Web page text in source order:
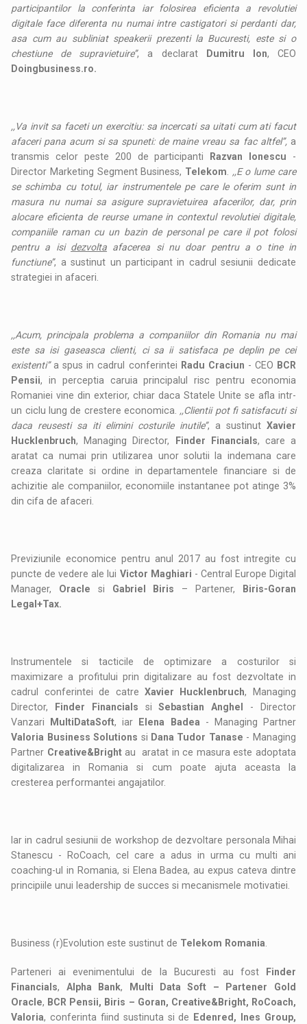
participantilor la conferinta iar folosirea eficienta a revolutiei
digitale face diferenta nu numai intre castigatori si perdanti dar,
asa cum au subliniat speakerii prezenti la Bucuresti, este si o
chestiune de supravietuire’’, a declarat Dumitru Ion, CEO
Doingbusiness.ro.
,,Va invit sa faceti un exercitiu: sa incercati sa uitati cum ati facut
afaceri pana acum si sa spuneti: de maine vreau sa fac altfel’’,a
transmis celor peste 200 de participanti
Razvan Ionescu -
Director Marketing Segment Business, Telekom. ,,E o lume care
se schimba cu totul, iar instrumentele pe care le oferim sunt in
masura nu numai sa asigure supravietuirea afacerilor, dar, prin
alocare eficienta de reurse umane in contextul revolutiei digitale,
companiile raman cu un bazin de personal pe care il pot folosi
pentru a isi dezvolta afacerea si nu doar pentru a o tine in
functiune’’, a sustinut un participant in cadrul sesiunii dedicate
strategiei in afaceri.
,,Acum, principala problema a companiilor din Romania nu mai
este sa isi gaseasca clienti, ci sa ii satisfaca pe deplin pe cei
existenti’’a spus in cadrul conferintei Radu Craciun - CEO BCR
Pensii, in perceptia caruia principalul risc pentru economia
Romaniei vine din exterior, chiar daca Statele Unite se afla intr-
un ciclu lung de crestere economica. ,,Clientii pot fi satisfacuti si
daca reusesti sa iti elimini costurile inutile’’, a sustinut Xavier
Hucklenbruch, Managing Director, Finder Financials, care a
aratat ca numai prin utilizarea unor solutii la indemana care
creaza claritate si ordine in departamentele financiare si de
achizitie ale companiilor, economiile instantanee pot atinge 3%
din cifa de afaceri.
Previziunile economice pentru anul 2017 au fost intregite cu
puncte de vedere ale lui Victor Maghiari - Central Europe Digital
Manager, Oracle si Gabriel Biris – Partener,
Biris-Goran
Legal+Tax.
Instrumentele si tacticile de optimizare a costurilor si
maximizare a profitului prin digitalizare au fost dezvoltate in
cadrul conferintei de catre Xavier Hucklenbruch, Managing
Director,
Finder Financials siSebastian Anghel
- Director
Vanzari
MultiDataSoft, iar Elena Badea - Managing Partner
Valoria Business Solutions si Dana Tudor Tanase - Managing
Partner Creative&Brightau aratat in ce masura este adoptata
digitalizarea in Romania si cum poate ajuta aceasta la
cresterea performantei angajatilor.
Iar in cadrul sesiunii de workshop de dezvoltare personala Mihai
Stanescu - RoCoach, cel care a adus in urma cu multi ani
coaching-ul in Romania, si Elena Badea, au expus cateva dintre
principiile unui leadership de succes si mecanismele motivatiei.
Business (r)Evolution este sustinut de Telekom Romania.
Parteneri ai evenimentului de la Bucuresti au fost
Finder
Financials, Alpha Bank,
Multi Data Soft – Partener Gold
Oracle, BCR Pensii, Biris – Goran, Creative&Bright, RoCoach,
Valoria, conferinta fiind sustinuta si de
Edenred, Ines Group,